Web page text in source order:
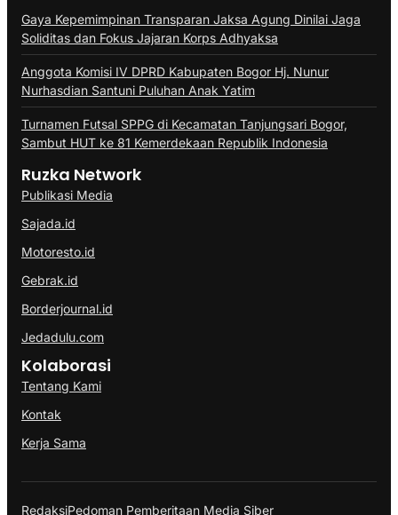
Gaya Kepemimpinan Transparan Jaksa Agung Dinilai Jaga
Soliditas dan Fokus Jajaran Korps Adhyaksa
Anggota Komisi IV DPRD Kabupaten Bogor Hj. Nunur
Nurhasdian Santuni Puluhan Anak Yatim
Turnamen Futsal SPPG di Kecamatan Tanjungsari Bogor,
Sambut HUT ke 81 Kemerdekaan Republik Indonesia
Ruzka Network
Publikasi Media
Sajada.id
Motoresto.id
Gebrak.id
Borderjournal.id
Jedadulu.com
Kolaborasi
Tentang Kami
Kontak
Kerja Sama
RedaksiPedoman Pemberitaan Media Siber